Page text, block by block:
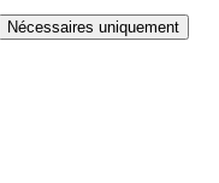
Nécessaires uniquement